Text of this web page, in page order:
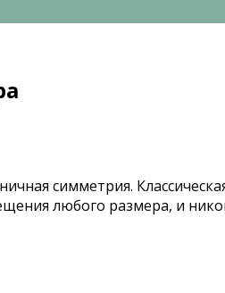
симметрия.
любого размера, и